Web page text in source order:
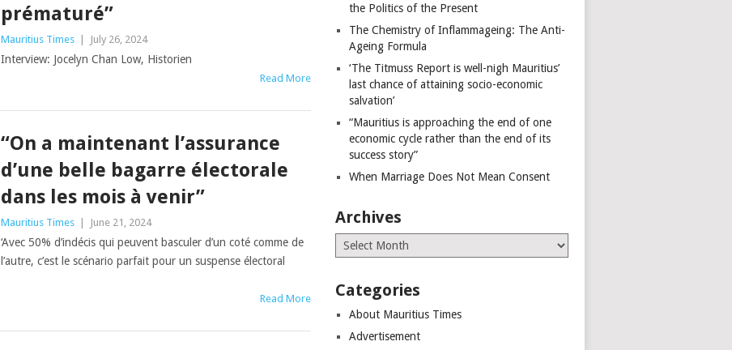
prématuré”
Mauritius Times | July 26, 2024
Interview: Jocelyn Chan Low, Historien
Read More
“On a maintenant l’assurance
d’une belle bagarre électorale
dans les mois à venir”
Mauritius Times | June 21, 2024
‘Avec 50% d’indécis qui peuvent basculer d’un coté comme de
l’autre, c’est le scénario parfait pour un suspense électoral
Read More
the Politics of the Present
The Chemistry of Inflammageing: The Anti-
Ageing Formula
‘The Titmuss Report is well-nigh Mauritius’
last chance of attaining socio-economic
salvation’
“Mauritius is approaching the end of one
economic cycle rather than the end of its
success story”
When Marriage Does Not Mean Consent
Archives
Archives
Categories
About Mauritius Times
Advertisement